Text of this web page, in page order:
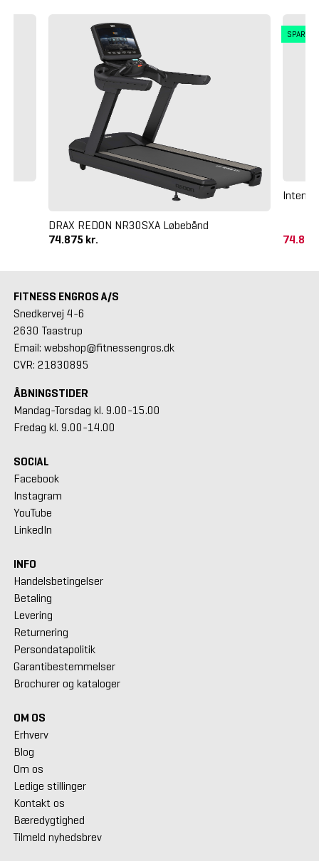
DRAX REDON NR30SXA Løbebånd
74.875 kr.
SPAR
FITNESS ENGROS A/S
Snedkervej 4-6
2630 Taastrup
Email: webshop@fitnessengros.dk
CVR: 21830895
ÅBNINGSTIDER
Mandag-Torsdag kl. 9.00-15.00
Fredag kl. 9.00-14.00
SOCIAL
Facebook
Instagram
YouTube
LinkedIn
INFO
Handelsbetingelser
Betaling
Levering
Returnering
Persondatapolitik
Garantibestemmelser
Brochurer og kataloger
OM OS
Erhverv
Blog
Om os
Ledige stillinger
Kontakt os
Bæredygtighed
Tilmeld nyhedsbrev